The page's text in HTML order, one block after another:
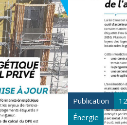
Publication
Énergie